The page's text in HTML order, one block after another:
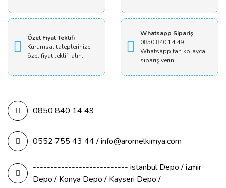
Özel Fiyat Teklifi
Kurumsal taleplerinize
özel fiyat teklifi alın.
Whatsapp Sipariş
0850 840 14 49
Whatsapp'tan kolayca
sipariş verin.
0850 840 14 49
0552 755 43 44 / info@aromelkimya.com
--------------------------- istanbul Depo / izmir
Depo / Konya Depo / Kayseri Depo /